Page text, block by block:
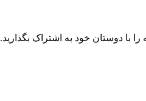
با دوستان خود به اشتراک بگذارید.